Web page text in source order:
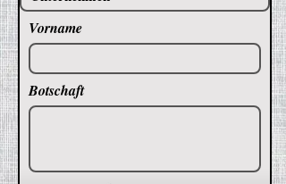
Vorname
Botschaft